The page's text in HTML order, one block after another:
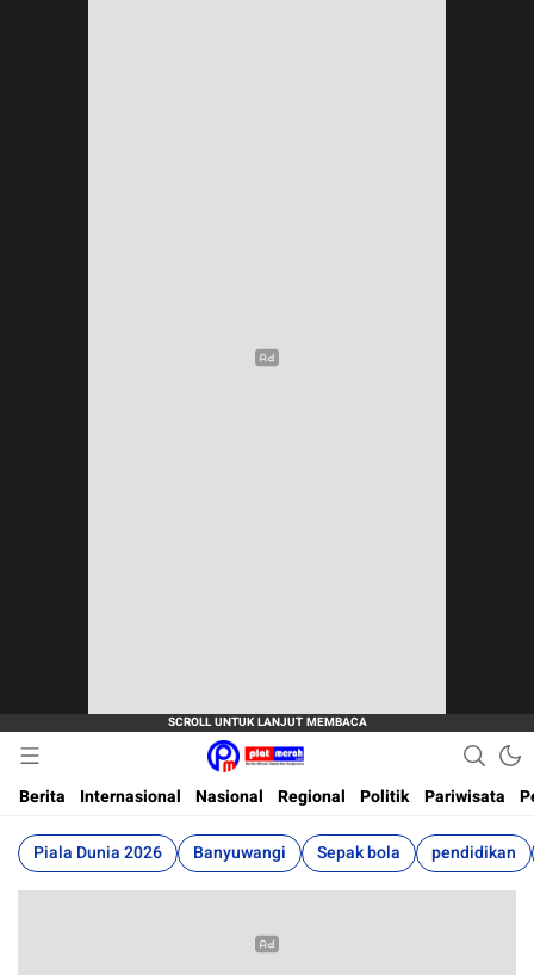
Plat Merah
Berita Terkini, Akurat, Terpercaya Dan Cepat
Berita
Internasional Nasional Regional Politik Pariwisata
Piala Dunia 2026 Banyuwangi Sepak bola pendidikan